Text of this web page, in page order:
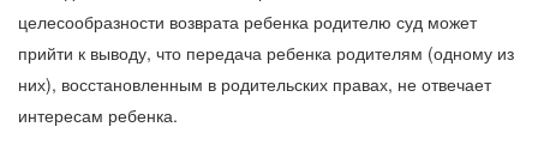
целесообразности возврата ребенка родителю суд может
прийти к выводу, что передача ребенка родителям (одному из
них), восстановленным в родительских правах, не отвечает
интересам ребенка.